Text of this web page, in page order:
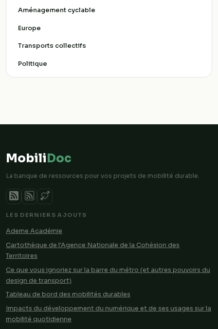
Aménagement cyclable
Europe
Transports collectifs
Politique
MobiliDoc
La banque de ressources pour vos projets de mobilité durable.
LES DERNIERS AJOUTS
Ademe Académie
Cartothèque de l'Agence Nationale de la Cohésion des
Territoires
Ce que vous ignoriez sur la barre du métro (et autres pouvoirs du
design de transport)
Tableau de bord des mobilités durables
Impacts du développement du numérique et de ses usages sur la
mobilité quotidienne